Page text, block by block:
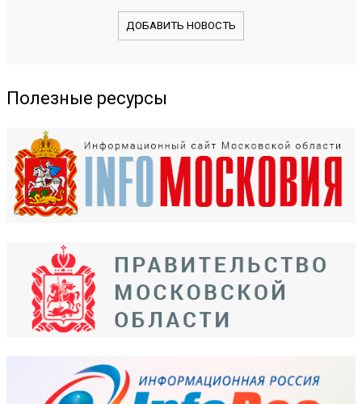
ДОБАВИТЬ НОВОСТЬ
Полезные ресурсы